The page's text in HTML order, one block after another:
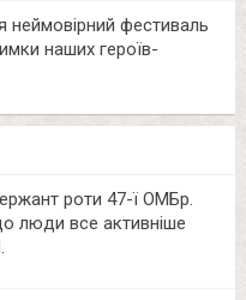
неймовірний фестиваль
наших героїв-
роти 47-ї ОМБр.
люди все активніше